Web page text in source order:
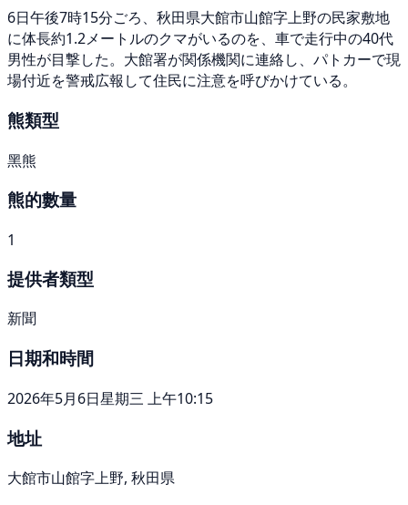
6日午後7時15分ごろ、秋田県大館市山館字上野の民家敷地
に体長約1.2メートルのクマがいるのを、車で走行中の40代
男性が目撃した。大館署が関係機関に連絡し、パトカーで現
場付近を警戒広報して住民に注意を呼びかけている。
熊類型
黑熊
熊的數量
1
提供者類型
新聞
日期和時間
2026年5月6日星期三 上午10:15
地址
大館市山館字上野, 秋田県